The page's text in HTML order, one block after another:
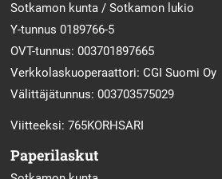
Sotkamon kunta / Sotkamon lukio
Y-tunnus 0189766-5
OVT-tunnus: 003701897665
Verkkolaskuoperaattori: CGI Suomi Oy
Välittäjätunnus: 003703575029
Viitteeksi: 765KORHSARI
Paperilaskut